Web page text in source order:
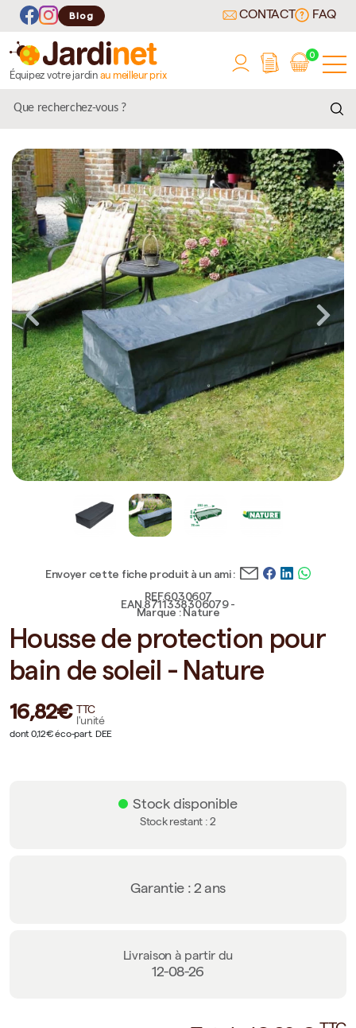
Blog CONTACT FAQ
Équipez votre jardin au meilleur prix
0
Marque : Nature
EAN.8711338306079 -
REF.6030607
Envoyer cette fiche produit à un ami :
Housse de protection pour
bain de soleil - Nature
16,82€ TTC
l'unité
dont 0,12€ éco-part. DEE
Stock disponible
Stock restant :2
Garantie : 2 ans
Livraison à partir du
12-08-26